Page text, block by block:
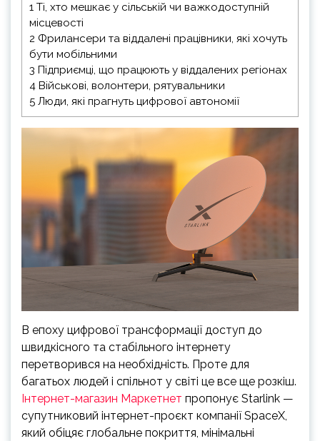
1 Ті, хто мешкає у сільській чи важкодоступній
місцевості
2 Фрилансери та віддалені працівники, які хочуть
бути мобільними
3 Підприємці, що працюють у віддалених регіонах
4 Військові, волонтери, рятувальники
5 Люди, які прагнуть цифрової автономії
В епоху цифрової трансформації доступ до
швидкісного та стабільного інтернету
перетворився на необхідність. Проте для
багатьох людей і спільнот у світі це все ще розкіш.
Інтернет-магазин Маркетнет пропонує Starlink —
супутниковий інтернет-проєкт компанії SpaceX,
який обіцяє глобальне покриття, мінімальні